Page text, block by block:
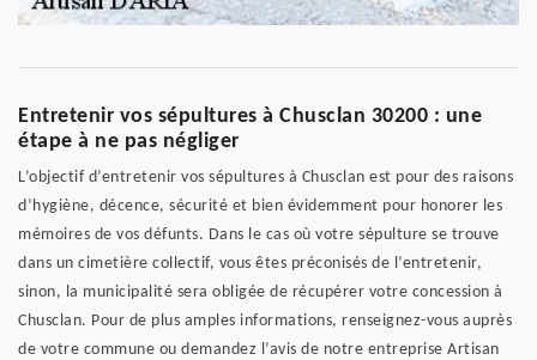
Entretenir vos sépultures à Chusclan 30200 : une
étape à ne pas négliger
L’objectif d’entretenir vos sépultures à Chusclan est pour des raisons
d’hygiène, décence, sécurité et bien évidemment pour honorer les
mémoires de vos défunts. Dans le cas où votre sépulture se trouve
dans un cimetière collectif, vous êtes préconisés de l’entretenir,
sinon, la municipalité sera obligée de récupérer votre concession à
Chusclan. Pour de plus amples informations, renseignez-vous auprès
de votre commune ou demandez l’avis de notre entreprise Artisan